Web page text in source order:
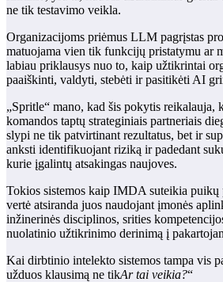
ne tik testavimo veikla.
Organizacijoms priėmus LLM pagrįstas
matuojama vien tik funkcijų pristatymu ar
labiau priklausys nuo to, kaip užtikrintai
paaiškinti, valdyti, stebėti ir pasitikėti AI
„Spritle“ mano, kad šis pokytis
komandos taptų strateginiais partneriais
slypi ne tik patvirtinant rezultatus, bet ir
anksti identifikuojant riziką ir padedant
kurie įgalintų atsakingas naujoves.
Tokios sistemos kaip IMDA suteikia
vertė atsiranda juos naudojant įmonės
inžinerinės disciplinos, srities
nuolatinio užtikrinimo derinimą į
Kai dirbtinio intelekto sistemos tampa vis
užduos klausimą ne tikAr tai veikia?“